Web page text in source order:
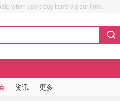
when users buy items via our links.
资讯 更多